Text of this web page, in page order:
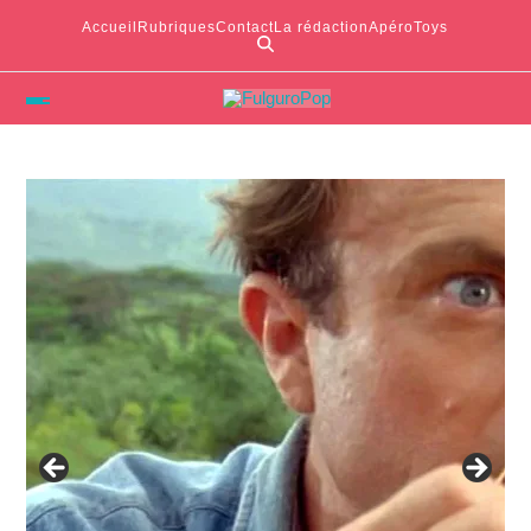
Accueil RubriquesContactLa rédactionApéroToys